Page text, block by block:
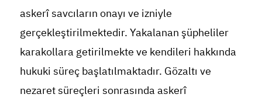
askerî savcıların onayı ve izniyle
gerçekleştirilmektedir. Yakalanan şüpheliler
karakollara getirilmekte ve kendileri hakkında
hukuki süreç başlatılmaktadır. Gözaltı ve
nezaret süreçleri sonrasında askerî